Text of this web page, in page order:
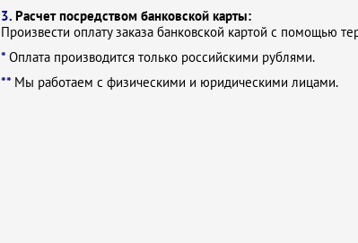
3. Расчет посредством банковской карты:
Произвести оплату заказа банковской картой с помощью
* Оплата производится только российскими рублями.
** Мы работаем с физическими и юридическими лицами.